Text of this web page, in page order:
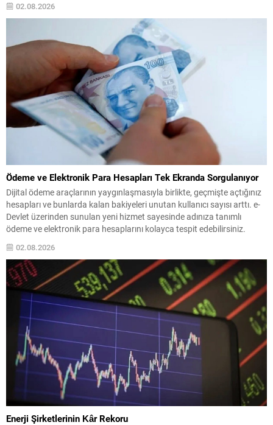
Ortaya Çıkan Hak Kayıplarına İlişkin İstatistiksel Değerlendirme ve
Katılımcı Beyanları Raporu” başlıklı çalışmada, yasa değişikliğinin
uygulamadaki etkileri anket...
02.08.2026
Ödeme ve Elektronik Para Hesapları Tek Ekranda Sorgulanıyor
Dijital ödeme araçlarının yaygınlaşmasıyla birlikte, geçmişte açtığınız
hesapları ve bunlarda kalan bakiyeleri unutan kullanıcı sayısı arttı. e-
Devlet üzerinden sunulan yeni hizmet sayesinde adınıza tanımlı
ödeme ve elektronik para hesaplarını kolayca tespit edebilirsiniz.
Sistem, farklı uygulamalarda yer alan bakiye ve hesap durumlarını tek
bir listede gösterir; böylece tek tek uygulamalara giriş...
02.08.2026
Enerji Şirketlerinin Kâr Rekoru